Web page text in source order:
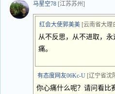
马星空78 [江苏苏州]
红会大使郭美美 [云南省大理
从不反思，从不进取，
痛。
有态度网友06Kc-U [辽宁省沈
你心痛什么呢？请问看比